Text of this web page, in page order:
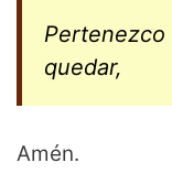
quedar,
Amén.